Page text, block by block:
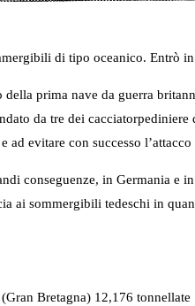
di tipo oceanico. Entrò
prima nave da guerra
da tre dei
evitare con successo
conseguenze, in Germania
ai sommergibili tedeschi in
Bretagna) 12,176 tonnellate